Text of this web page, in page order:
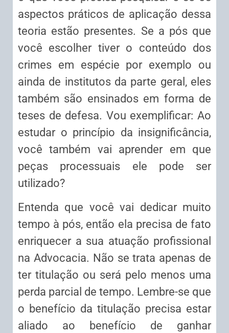
aspectos práticos de aplicação dessa
teoria estão presentes. Se a pós que
você escolher tiver o conteúdo dos
crimes em espécie por exemplo ou
ainda de institutos da parte geral, eles
também são ensinados em forma de
teses de defesa. Vou exemplificar: Ao
estudar o princípio da insignificância,
você também vai aprender em que
peças processuais ele pode ser
utilizado?
Entenda que você vai dedicar muito
tempo à pós, então ela precisa de fato
enriquecer a sua atuação profissional
na Advocacia. Não se trata apenas de
ter titulação ou será pelo menos uma
perda parcial de tempo. Lembre-se que
o benefício da titulação precisa estar
aliado ao benefício de ganhar